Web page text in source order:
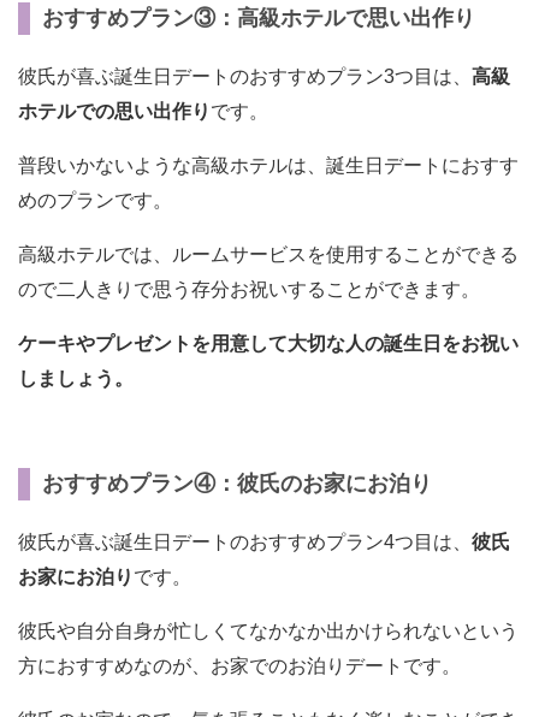
おすすめプラン③：高級ホテルで思い出作り
彼氏が喜ぶ誕生日デートのおすすめプラン3つ目は、 高級
ホテルでの思い出作り です。
普段いかないような高級ホテルは、誕生日デートにおすす
めのプランです。
高級ホテルでは、ルームサービスを使用することができる
ので二人きりで思う存分お祝いすることができます。
ケーキやプレゼントを用意して大切な人の誕生日をお祝い
しましょう。
おすすめプラン④：彼氏のお家にお泊り
彼氏が喜ぶ誕生日デートのおすすめプラン4つ目は、 彼氏
お家にお泊り です。
彼氏や自分自身が忙しくてなかなか出かけられないという
方におすすめなのが、お家でのお泊りデートです。